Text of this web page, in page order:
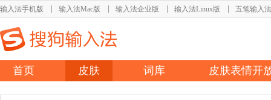
输入法手机版 输入法Mac版 输入法企业版 输入法Linux版 五笔输入法
首页 皮肤 词库 皮肤表情开